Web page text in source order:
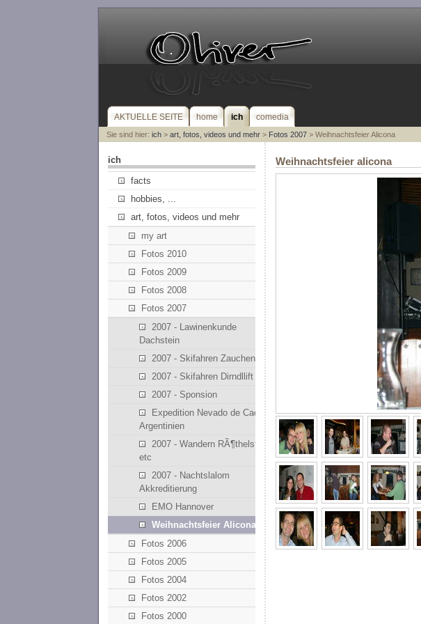
AKTUELLE SEITE home ich comedia
Sie sind hier: ich> art, fotos, videos und mehr> Fotos 2007> Weihnachtsfeier Alicona
ich
facts
hobbies, ...
art, fotos, videos und mehr
my art
Fotos 2010
Fotos 2009
Fotos 2008
Fotos 2007
2007 - Lawinenkunde
Dachstein
2007 - Skifahren Zauchensee
2007 - Skifahren Dirndllift
2007 - Sponsion
Expedition Nevado de Cachi -
Argentinien
2007 - Wandern RÃ¶thelstein
etc
2007 - Nachtslalom
Akkreditierung
EMO Hannover
Weihnachtsfeier Alicona
Fotos 2006
Fotos 2005
Fotos 2004
Fotos 2002
Fotos 2000
Weihnachtsfeier alicona